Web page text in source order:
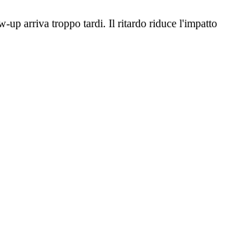
up arriva troppo tardi. Il ritardo riduce l'impatto